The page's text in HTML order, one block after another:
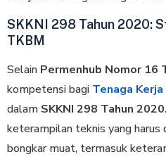
SKKNI 298 Tahun 2020:
TKBM
Selain Permenhub Nomor 16
kompetensi bagi Tenaga
dalam SKKNI 298 Tahun 2020
keterampilan teknis yang harus
bongkar muat, termasuk